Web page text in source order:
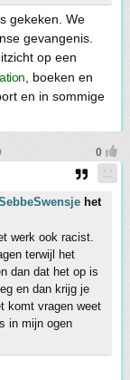
gekeken. We
gevangenis.
op een
, boeken en
en in sommige
het
werk ook racist.
terwijl het
dan dat het op is
en dan krijg je
komt vragen weet
in mijn ogen